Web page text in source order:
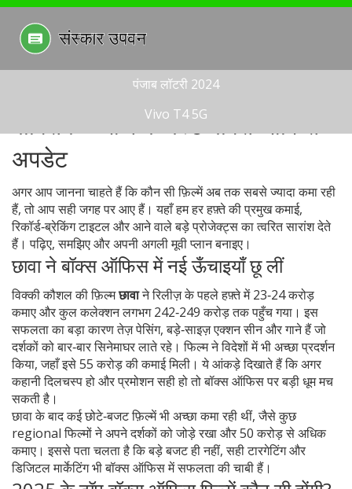
पंजाब लॉटरी 2024
Vivo T4 5G
बॉक्सिंग – आज के बेस्ट बॉक्स ऑफिस
अपडेट
अगर आप जानना चाहते हैं कि कौन सी फ़िल्में अब तक सबसे ज्यादा कमा रही
हैं, तो आप सही जगह पर आए हैं। यहाँ हम हर हफ़्ते की प्रमुख कमाई,
रिकॉर्ड‑ब्रेकिंग टाइटल और आने वाले बड़े प्रोजेक्ट्स का त्वरित सारांश देते
हैं। पढ़िए, समझिए और अपनी अगली मूवी प्लान बनाइए।
छावा ने बॉक्स ऑफिस में नई ऊँचाइयाँ छू लीं
विक्की कौशल की फ़िल्मछावाने रिलीज़ के पहले हफ़्ते में 23‑24 करोड़
कमाए और कुल कलेक्शन लगभग 242‑249 करोड़ तक पहुँच गया। इस
सफलता का बड़ा कारण तेज़ पेसिंग, बड़े‑साइज़ एक्शन सीन और गाने हैं जो
दर्शकों को बार‑बार सिनेमाघर लाते रहे। फिल्म ने विदेशों में भी अच्छा प्रदर्शन
किया, जहाँ इसे 55 करोड़ की कमाई मिली। ये आंकड़े दिखाते हैं कि अगर
कहानी दिलचस्प हो और प्रमोशन सही हो तो बॉक्स ऑफिस पर बड़ी धूम मच
सकती है।
छावा के बाद कई छोटे‑बजट फ़िल्में भी अच्छा कमा रही थीं, जैसे कुछ
regional फिल्मों ने अपने दर्शकों को जोड़े रखा और 50 करोड़ से अधिक
कमाए। इससे पता चलता है कि बड़े बजट ही नहीं, सही टारगेटिंग और
डिजिटल मार्केटिंग भी बॉक्स ऑफिस में सफलता की चाबी हैं।